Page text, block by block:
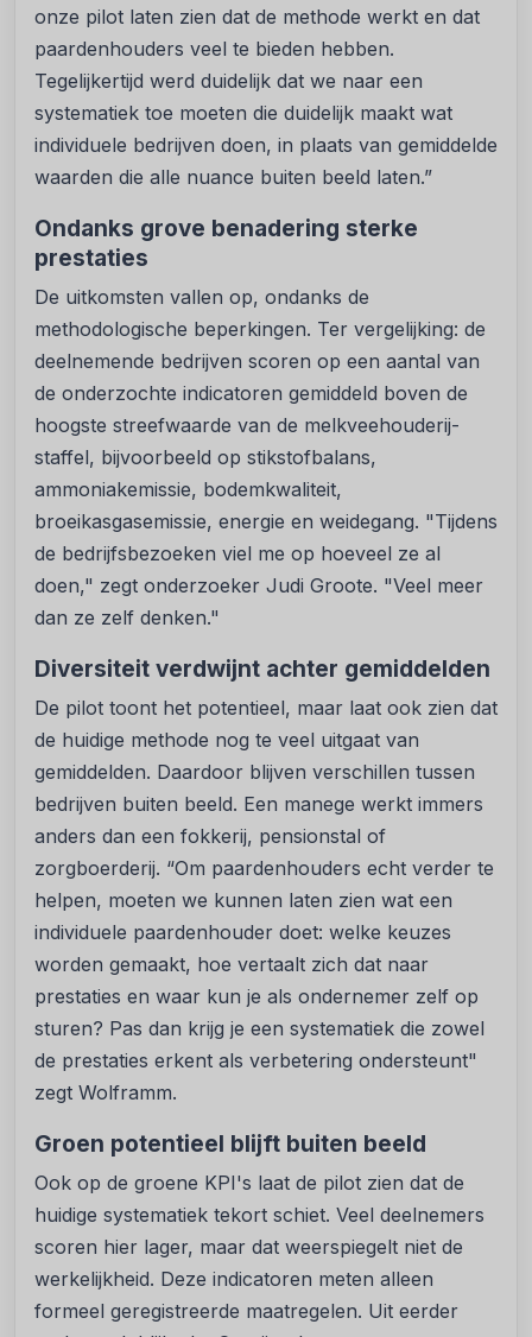
onze pilot laten zien dat de methode werkt en dat
paardenhouders veel te bieden hebben.
Tegelijkertijd werd duidelijk dat we naar een
systematiek toe moeten die duidelijk maakt wat
individuele bedrijven doen, in plaats van gemiddelde
waarden die alle nuance buiten beeld laten.”
Ondanks grove benadering sterke
prestaties
De uitkomsten vallen op, ondanks de
methodologische beperkingen. Ter vergelijking: de
deelnemende bedrijven scoren op een aantal van
de onderzochte indicatoren gemiddeld boven de
hoogste streefwaarde van de melkveehouderij-
staffel, bijvoorbeeld op stikstofbalans,
ammoniakemissie, bodemkwaliteit,
broeikasgasemissie, energie en weidegang. "Tijdens
de bedrijfsbezoeken viel me op hoeveel ze al
doen," zegt onderzoeker Judi Groote. "Veel meer
dan ze zelf denken."
Diversiteit verdwijnt achter gemiddelden
De pilot toont het potentieel, maar laat ook zien dat
de huidige methode nog te veel uitgaat van
gemiddelden. Daardoor blijven verschillen tussen
bedrijven buiten beeld. Een manege werkt immers
anders dan een fokkerij, pensionstal of
zorgboerderij. “Om paardenhouders echt verder te
helpen, moeten we kunnen laten zien wat een
individuele paardenhouder doet: welke keuzes
worden gemaakt, hoe vertaalt zich dat naar
prestaties en waar kun je als ondernemer zelf op
sturen? Pas dan krijg je een systematiek die zowel
de prestaties erkent als verbetering ondersteunt"
zegt Wolframm.
Groen potentieel blijft buiten beeld
Ook op de groene KPI's laat de pilot zien dat de
huidige systematiek tekort schiet. Veel deelnemers
scoren hier lager, maar dat weerspiegelt niet de
werkelijkheid. Deze indicatoren meten alleen
formeel geregistreerde maatregelen. Uit eerder